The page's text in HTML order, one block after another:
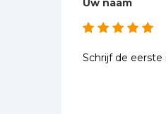
Taalstudie
Uw naam
Schrijf de eerste